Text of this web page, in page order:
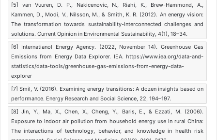
[5] van Vuuren, D. P., Nakicenovic, N., Riahi, K., Brew-Hammond, A.,
Kammen, D., Modi, V., Nilsson, M., & Smith, K. R. (2012). An energy vision:
The transformation towards sustainability-interconnected challenges and
solutions. Current Opinion in Environmental Sustainability, 4(1), 18–34.
[6] Internatianol Energy Agency. (2022, November 14). Greenhouse Gas
Emissions from Energy Data Explorer. IEA. https://www.iea.org/data-and-
statistics/data-tools/greenhouse-gas-emissions-from-energy-data-
explorer
[7] Smil, V. (2016). Examining energy transitions: A dozen insights based on
performance. Energy Research and Social Science, 22, 194–197.
[8] Jin, Y., Ma, X., Chen, X., Cheng, Y., Baris, E., & Ezzati, M. (2006).
Exposure to indoor air pollution from household energy use in rural China:
The interactions of technology, behavior, and knowledge in health risk